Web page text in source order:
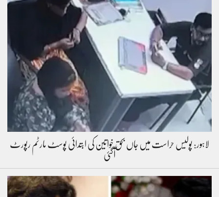
لاہور: پولیس حراست میں جاں بحق خواتین کی ابتدائی پوسٹ مارٹم رپورٹ
آگئی